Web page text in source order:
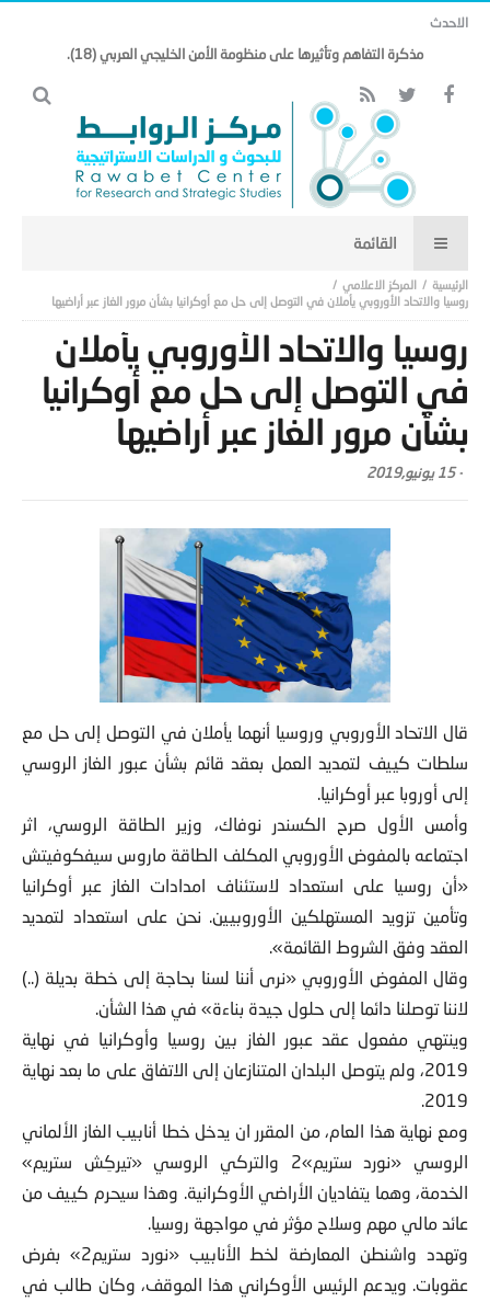
الاحدث
مذكرة التفاهم وتأثيرها على منظومة الأمن الخليجي العربي (18).
المركز الاعلامي
روسيا والاتحاد الأوروبي يأملان في التوصل إلى حل مع أوكرانيا بشأن مرور الغاز عبر أراضيها
روسيا والاتحاد الأوروبي يأملان
في التوصل إلى حل مع أوكرانيا
بشأن مرور الغاز عبر أراضيها
-15 يونيو,2019
قال الاتحاد الأوروبي وروسيا أنهما يأملان في التوصل إلى حل مع
سلطات كييف لتمديد العمل بعقد قائم بشأن عبور الغاز الروسي
إلى أوروبا عبر أوكرانيا.
وأمس الأول صرح الكسندر نوفاك، وزير الطاقة الروسي، اثر
اجتماعه بالمفوض الأوروبي المكلف الطاقة ماروس سيفكوفيتش
«أن روسيا على استعداد لاستئناف امدادات الغاز عبر أوكرانيا
وتأمين تزويد المستهلكين الأوروبيين. نحن على استعداد لتمديد
العقد وفق الشروط القائمة».
وقال المفوض الأوروبي «نرى أننا لسنا بحاجة إلى خطة بديلة (..)
لاننا توصلنا دائما إلى حلول جيدة بناءة» في هذا الشأن.
وينتهي مفعول عقد عبور الغاز بين روسيا وأوكرانيا في نهاية
2019، ولم يتوصل البلدان المتنازعان إلى الاتفاق على ما بعد نهاية
2019.
ومع نهاية هذا العام، من المقرر ان يدخل خطا أنابيب الغاز الألماني
الروسي «نورد ستريم»2 والتركي الروسي «تيركِش ستريم»
الخدمة، وهما يتفاديان الأراضي الأوكرانية. وهذا سيحرم كييف من
عائد مالي مهم وسلاح مؤثر في مواجهة روسيا.
وتهدد واشنطن المعارضة لخط الأنابيب «نورد ستريم2» بفرض
عقوبات. ويدعم الرئيس الأوكراني هذا الموقف، وكان طالب في